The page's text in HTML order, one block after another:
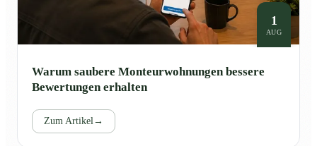
1
AUG
Warum saubere Monteurwohnungen bessere
Bewertungen erhalten
Zum Artikel→